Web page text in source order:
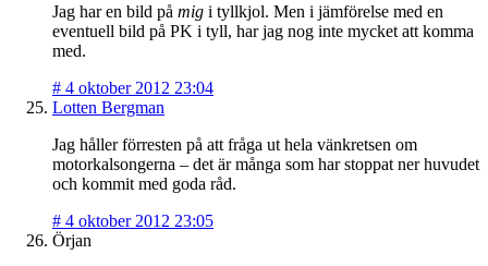
Jag har en bild på mig i tyllkjol. Men i jämförelse med en
eventuell bild på PK i tyll, har jag nog inte mycket att komma
med.
# 4 oktober 2012 23:04
Lotten Bergman
Jag håller förresten på att fråga ut hela vänkretsen om
motorkalsongerna – det är många som har stoppat ner huvudet
och kommit med goda råd.
# 4 oktober 2012 23:05
Örjan